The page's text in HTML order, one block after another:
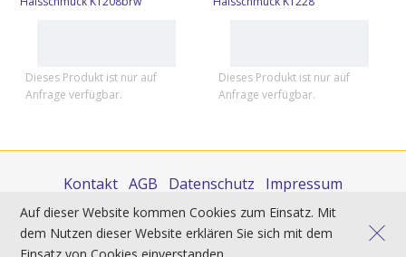
Dieses Produkt ist nur auf
Anfrage verfügbar.
Dieses Produkt ist nur auf
Anfrage verfügbar.
Kontakt AGB Datenschutz Impressum
Sie finden uns auch auf:
Alle Preise inkl. der gesetzl. MwSt. und zzgl.
Auf dieser Website kommen Cookies zum Einsatz. Mit
dem Nutzen dieser Website erklären Sie sich mit dem